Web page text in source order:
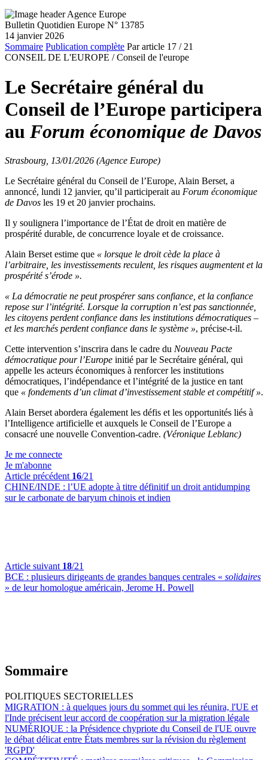
Bulletin Quotidien Europe N° 13785
14 janvier 2026
Sommaire Publication complète Par article 17 / 21
CONSEIL DE L'EUROPE / Conseil de l'europe
Le Secrétaire général du
Conseil de l’Europe participera
au Forum économique de Davos
Strasbourg, 13/01/2026 (Agence Europe)
Le Secrétaire général du Conseil de l’Europe, Alain Berset, a
annoncé, lundi 12 janvier, qu’il participerait au Forum économique
de Davos les 19 et 20 janvier prochains.
Il y soulignera l’importance de l’État de droit en matière de
prospérité durable, de concurrence loyale et de croissance.
Alain Berset estime que « lorsque le droit cède la place à
l’arbitraire, les investissements reculent, les risques augmentent et la
prospérité s’érode ».
« La démocratie ne peut prospérer sans confiance, et la confiance
repose sur l’intégrité. Lorsque la corruption n’est pas sanctionnée,
les citoyens perdent confiance dans les institutions démocratiques –
et les marchés perdent confiance dans le système », précise-t-il.
Cette intervention s’inscrira dans le cadre du Nouveau Pacte
démocratique pour l’Europe initié par le Secrétaire général, qui
appelle les acteurs économiques à renforcer les institutions
démocratiques, l’indépendance et l’intégrité de la justice en tant
que « fondements d’un climat d’investissement stable et compétitif ».
Alain Berset abordera également les défis et les opportunités liés à
l’Intelligence artificielle et auxquels le Conseil de l’Europe a
consacré une nouvelle Convention-cadre. (Véronique Leblanc)
Je me connecte
Je m'abonne
Article précédent 16/21
CHINE/INDE : l’UE adopte à titre définitif un droit antidumping
sur le carbonate de baryum chinois et indien
Article suivant 18/21
BCE : plusieurs dirigeants de grandes banques centrales « solidaires
» de leur homologue américain, Jerome H. Powell
Sommaire
POLITIQUES SECTORIELLES
MIGRATION : à quelques jours du sommet qui les réunira, l'UE et
l'Inde précisent leur accord de coopération sur la migration légale
NUMÉRIQUE : la Présidence chypriote du Conseil de l'UE ouvre
le débat délicat entre États membres sur la révision du règlement
'RGPD'